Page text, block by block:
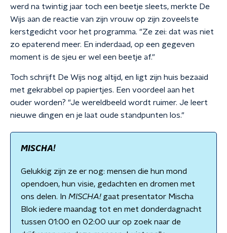
werd na twintig jaar toch een beetje sleets, merkte De
Wijs aan de reactie van zijn vrouw op zijn zoveelste
kerstgedicht voor het programma. "Ze zei: dat was niet
zo epaterend meer. En inderdaad, op een gegeven
moment is de sjeu er wel een beetje af."
Toch schrijft De Wijs nog altijd, en ligt zijn huis bezaaid
met gekrabbel op papiertjes. Een voordeel aan het
ouder worden? "Je wereldbeeld wordt ruimer. Je leert
nieuwe dingen en je laat oude standpunten los."
MISCHA!
Gelukkig zijn ze er nog: mensen die hun mond
opendoen, hun visie, gedachten en dromen met
ons delen. In MISCHA!gaat presentator Mischa
Blok iedere maandag tot en met donderdagnacht
tussen 01:00 en 02:00 uur op zoek naar de